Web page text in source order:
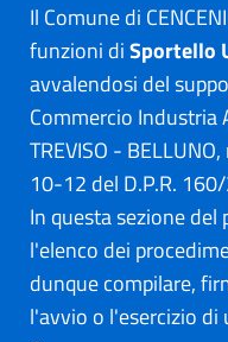
Il Comune di
funzioni diSportello
avvalendosi del
Commercio Industria
TREVISO -
10-12 del D.P.R.
In questa sezione
l'elenco dei
dunque compilare,
l'avvio o l'esercizio